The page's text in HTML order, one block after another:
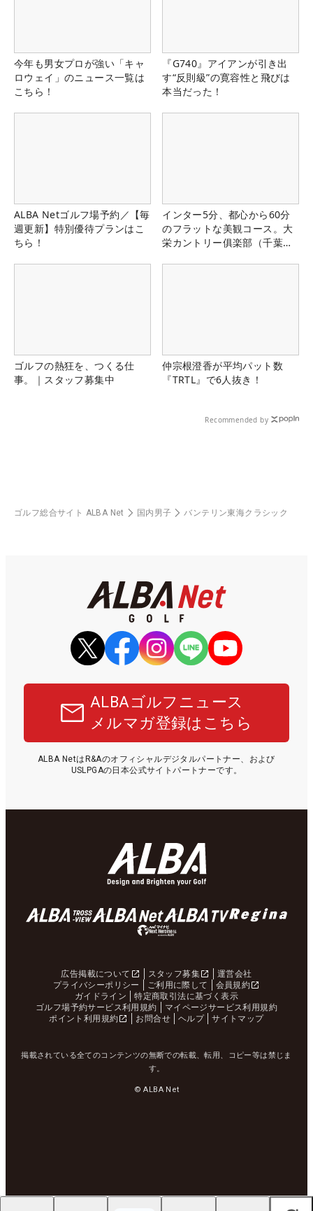
今年も男女プロが強い「キャ
ロウェイ」のニュース一覧は
こちら！
『G740』アイアンが引き出
す“反則級”の寛容性と飛びは
本当だった！
ALBA Netゴルフ場予約／【毎
週更新】特別優待プランはこ
ちら！
インター5分、都心から60分
のフラットな美観コース。大
栄カントリー俱楽部（千葉
ゴルフの熱狂を、つくる仕
事。｜スタッフ募集中
仲宗根澄香が平均パット数
『TRTL』で6人抜き！
Recommended by
ゴルフ総合サイト ALBA Net 国内男子 バンテリン東海クラシック
ALBAゴルフニュース
メルマガ登録はこちら
ALBA NetはR&Aのオフィシャルデジタルパートナー、および
USLPGAの日本公式サイトパートナーです。
広告掲載について スタッフ募集
運営会社
プライバシーポリシー
ご利用に際して
会員規約
ガイドライン
特定商取引法に基づく表示
ゴルフ場予約サービス利用規約
マイページサービス利用規約
ポイント利用規約
お問合せ ヘルプ サイトマップ
掲載されている全てのコンテンツの無断での転載、転用、コピー等は禁じま
す。
© ALBA Net